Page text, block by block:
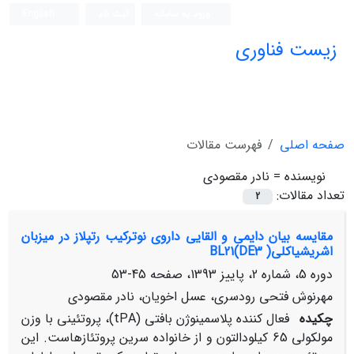
زیست فناوری
صفحه اصلی
فهرست مقالات
نویسنده = نادر مقصودی
تعداد مقالات:
2
مقایسه بیان دایمی و القایی داروی نوترکیب رتپلاز در میزبان
اشریشیاکلی( BL21(DE3
دوره 5، شماره 2، پاییز 1393، صفحه
45-53
مهرنوش فتحی رودسری، عسل اخویان، نادر مقصودی
چکیده
فعال کننده پلاسمینوژن بافتی (tPA)، پروتئینی با وزن
مولکولی 65 کیلودالتون و از خانواده سرین پروتئازهاست. این